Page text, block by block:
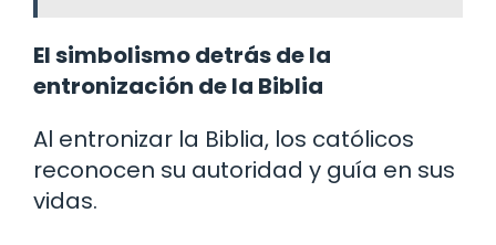
El simbolismo detrás de la
entronización de la Biblia
Al entronizar la Biblia, los católicos
reconocen su autoridad y guía en sus
vidas.